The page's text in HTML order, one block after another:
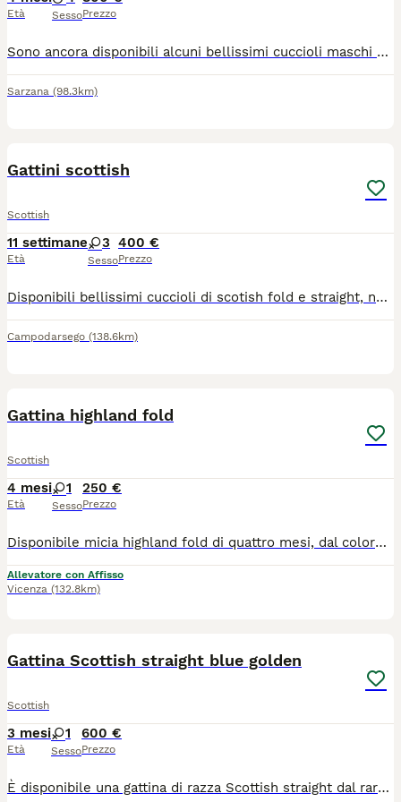
Età SessoPrezzo
Sono ancora disponibili alcuni bellissimi cuccioli maschi 2 Scottish Straight e 2 Scottish Fold. Sono nati da riproduttori di proprietà di un medico veterinario con la passione degli Scottish e con l'affisso ENfi "Hill Flowers" quindi sono super seguiti dal punto di vista sanitario. Hanno doppia vaccinazione, microchip, sono trattati regolarmente con antiparassitari. I genitori sono testati ed esenti da malattie geneticamente trasmissibili. Sono pronti per essere accolti nelle nuove famiglie. Per i nuovi proprietari possibilità di sterilizzazione a tariffa agevolata..
Sarzana (98.3km)
Gattini scottish
Scottish
11 settimane
Età
3
Sesso
400 €
Prezzo
Disponibili bellissimi cuccioli di scotish fold e straight, nati il 22/05/2026. I piccoli sono cresciuti in ambiente domestico, abituati al contatto umano, puliti e giocosi.Svezzati e già educati all'uso della lettiera.Genitori testati negativi per FCoV, FIV e FeLV.
Campodarsego (138.6km)
Gattina highland fold
Scottish
4 mesi
Età
1
Sesso
250 €
Prezzo
Disponibile micia highland fold di quattro mesi, dal colore black smoke e occhi ambra. Ha manto vellutato e zampette nere. Viene ceduta con due vaccinazioni, sverminazione e visita veterinaria di controllo. Genitori testati per malattie infettive e genetiche. Molto affettuosa e incline alle fusa, è abituata a lettiera e tiragraffi.
Allevatore con Affisso
Vicenza (132.8km)
Gattina Scottish straight blue golden
Scottish
3 mesi
Età
1
Sesso
600 €
Prezzo
È disponibile una gattina di razza Scottish straight dal raro colore Blue Golden shaded e occhi verde smeraldo, di tre mesi di età. Viene ceduta con pedigree da compagnia, una vaccinazione, sverminazione, visita veterinaria di controllo. I genitori, entrambi di colore Golden, sono stati testati per fiv Felv Pkd, hanno effettuato screening genetico e controllo ecocardiografico. La micina ha carattere equilibrato e tranquillo, è elegante e giocosa. Potrà andare nella sua nuova casa dopo metà agosto